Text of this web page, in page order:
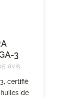
3
avis
certifié
de